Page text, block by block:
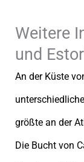
Weitere
und
An der Küste
größte an der
Die Bucht von